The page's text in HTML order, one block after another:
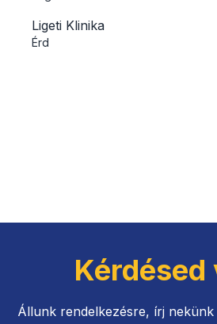
Ligeti Klinika
Érd
Kérdésed
Állunk rendelkezésre, írj